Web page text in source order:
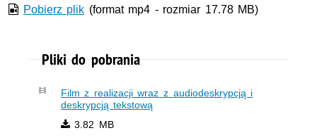
Pobierz plik (format mp4 - rozmiar 17.78 MB)
Pliki do pobrania
Film z realizacji wraz z audiodeskrypcją i
deskrypcją tekstową
3.82 MB